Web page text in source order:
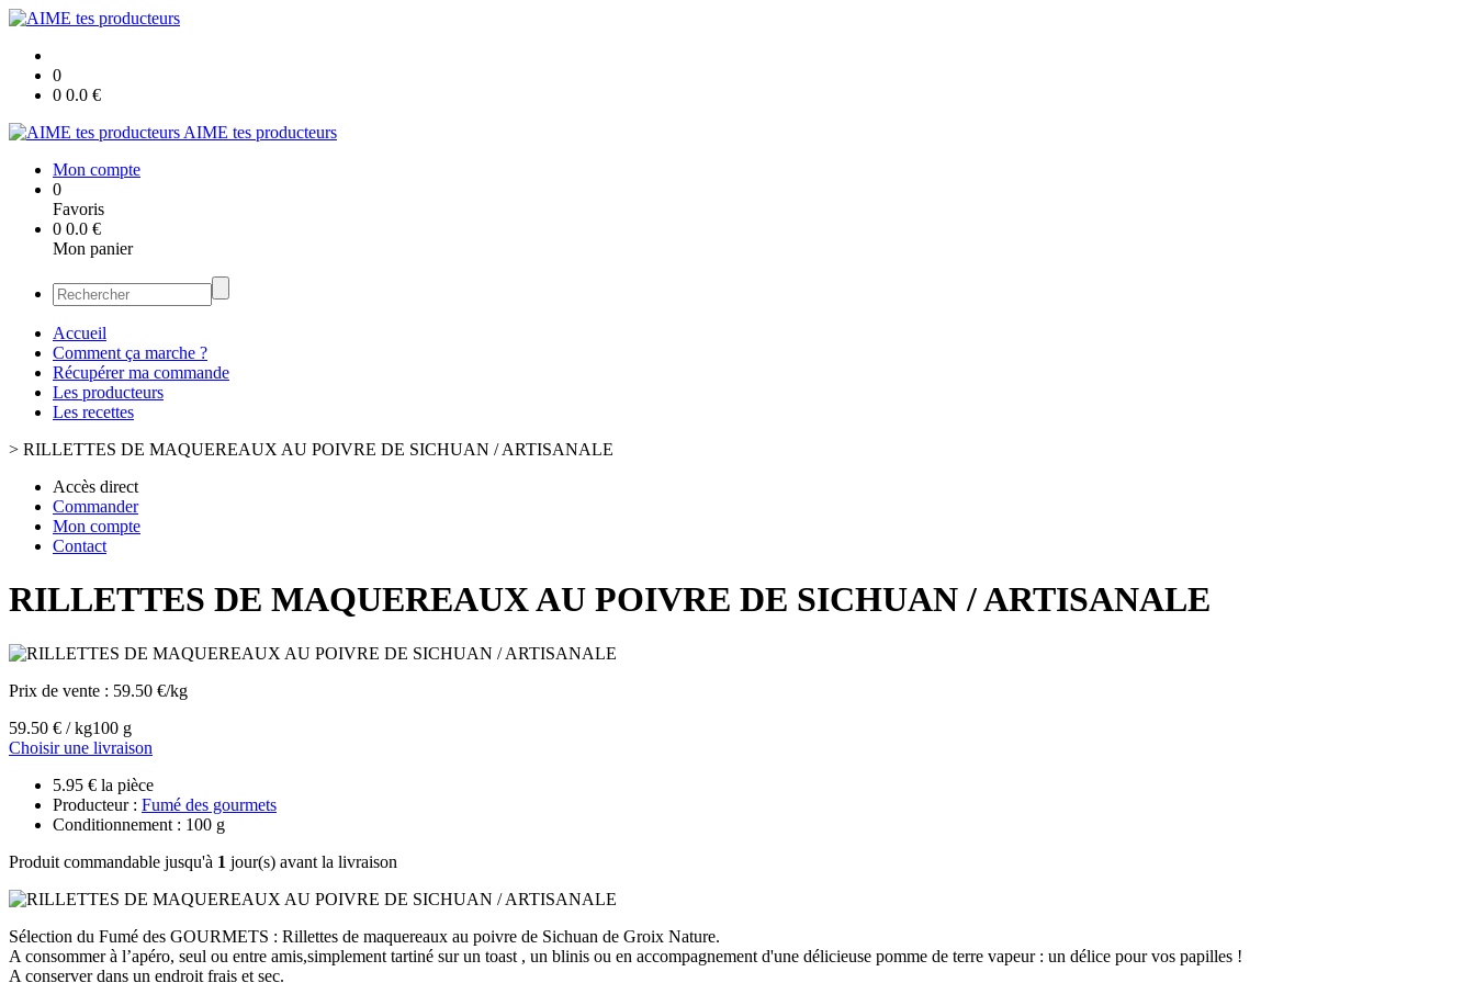
0
0 0.0 €
AIME tes producteurs
Mon compte
0
Favoris
0 0.0 €
Mon panier
Accueil
Comment ça marche ?
Récupérer ma commande
Les producteurs
Les recettes
> RILLETTES DE MAQUEREAUX AU POIVRE DE SICHUAN / ARTISANALE
Accès direct
Commander
Mon compte
Contact
RILLETTES DE MAQUEREAUX AU POIVRE DE SICHUAN / ARTISANALE
Prix de vente : 59.50 €/kg
59.50 € / kg100 g
Choisir une livraison
5.95 € la pièce
Producteur : Fumé des gourmets
Conditionnement : 100 g
Produit commandable jusqu'à 1 jour(s) avant la livraison
Sélection du Fumé des GOURMETS : Rillettes de maquereaux au poivre de Sichuan de Groix Nature.
A consommer à l’apéro, seul ou entre amis,simplement tartiné sur un toast , un blinis ou en accompagnement d'une délicieuse pomme de terre vapeur : un délice pour vos papilles !
A conserver dans un endroit frais et sec.